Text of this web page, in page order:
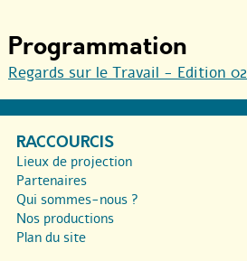
Programmation
Regards sur le Travail - Edition 02
RACCOURCIS
Lieux de projection
Partenaires
Qui sommes-nous ?
Nos productions
Plan du site